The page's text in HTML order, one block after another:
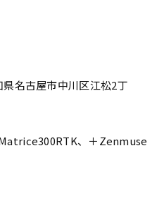
名古屋市中川区江松2丁
、＋Zenmuse